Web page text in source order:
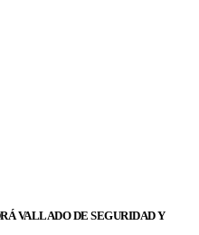
VALLADO DE SEGURIDAD Y